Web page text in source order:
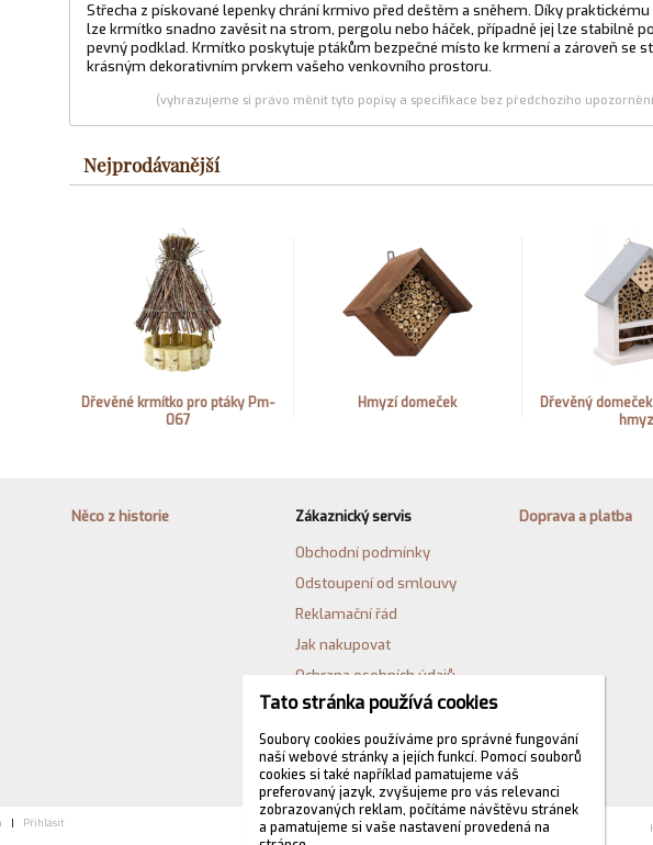
Střecha z pískované lepenky chrání krmivo před deštěm a sněhem. Díky
lze krmítko snadno zavěsit na strom, pergolu nebo háček, případně jej lze stabilně
pevný podklad. Krmítko poskytuje ptákům bezpečné místo ke krmení a zároveň se
krásným dekorativním prvkem vašeho venkovního prostoru.
(vyhrazujeme si právo měnit tyto popisy a specifikace bez předchozího
Nejprodávanější
Dřevěné krmítko pro ptáky Pm-
067
Hmyzí domeček
Dřevěný
hmyz
Něco z historie
Zákaznický servis
Obchodní podmínky
Odstoupení od smlouvy
Reklamační řád
Jak nakupovat
Ochrana osobních údajů
Cookies
Formulář pro odstoupení od
kupní smlouvy
Doprava a platba
| Přihlásit
Tato stránka používá cookies
Soubory cookies používáme pro správné fungování
naší webové stránky a jejích funkcí. Pomocí souborů
cookies si také například pamatujeme váš
preferovaný jazyk, zvyšujeme pro vás relevanci
zobrazovaných reklam, počítáme návštěvu stránek
a pamatujeme si vaše nastavení provedená na